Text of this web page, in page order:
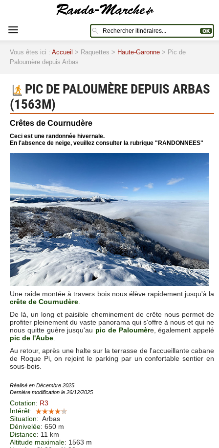
Vous êtes ici : Accueil > Raquettes > Haute-Garonne > Pic de
Paloumère depuis Arbas
PIC DE PALOUMÈRE DEPUIS ARBAS
(1563M)
Crêtes de Cournudère
Ceci est une randonnée hivernale.
En l'absence de neige, veuillez consulter la rubrique "RANDONNEES"
Une raide montée à travers bois nous élève rapidement jusqu'à la
crête de Cournudère
De là, un long et paisible cheminement de crête nous permet de
profiter pleinement du vaste panorama qui s'offre à nous et qui ne
nous quitte guère jusqu'au pic de Paloumère, également appelé
pic de l'Aube
Au retour, après une halte sur la terrasse de l'accueillante cabane
de Roque Pi, on rejoint le parking par un confortable sentier en
sous-bois.
Réalisé en Décembre 2025
Dernière modification le 26/12/2025
Cotation: R3
Intérêt:
Situation: Arbas
Dénivelée: 650 m
Distance: 11 km
Altitude maximale: 1563 m